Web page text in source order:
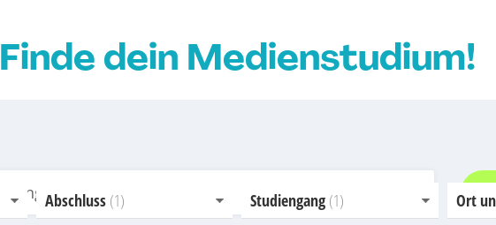
Finde dein Medienstudium!
Abschluss Studiengang Ort